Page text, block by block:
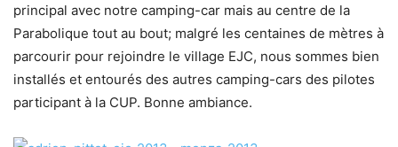
principal avec notre camping-car mais au centre de la
Parabolique tout au bout; malgré les centaines de mètres à
parcourir pour rejoindre le village EJC, nous sommes bien
installés et entourés des autres camping-cars des pilotes
participant à la CUP. Bonne ambiance.